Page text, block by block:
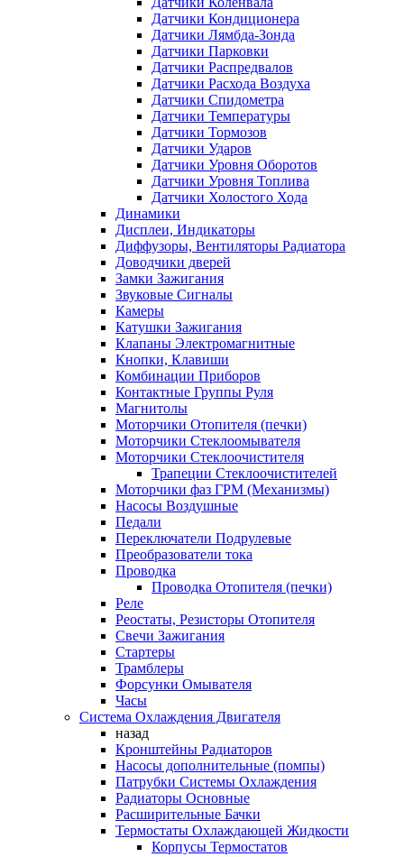
Датчики Кондиционера
Датчики Лямбда-Зонда
Датчики Парковки
Датчики Распредвалов
Датчики Расхода Воздуха
Датчики Спидометра
Датчики Температуры
Датчики Тормозов
Датчики Ударов
Датчики Уровня Оборотов
Датчики Уровня Топлива
Датчики Холостого Хода
Динамики
Дисплеи, Индикаторы
Диффузоры, Вентиляторы Радиатора
Доводчики дверей
Замки Зажигания
Звуковые Сигналы
Камеры
Катушки Зажигания
Клапаны Электромагнитные
Кнопки, Клавиши
Комбинации Приборов
Контактные Группы Руля
Магнитолы
Моторчики Отопителя (печки)
Моторчики Стеклоомывателя
Моторчики Стеклоочистителя
Трапеции Стеклоочистителей
Моторчики фаз ГРМ (Механизмы)
Насосы Воздушные
Педали
Переключатели Подрулевые
Преобразователи тока
Проводка
Проводка Отопителя (печки)
Реле
Реостаты, Резисторы Отопителя
Свечи Зажигания
Стартеры
Трамблеры
Форсунки Омывателя
Часы
Система Охлаждения Двигателя
назад
Кронштейны Радиаторов
Насосы дополнительные (помпы)
Патрубки Системы Охлаждения
Радиаторы Основные
Расширительные Бачки
Термостаты Охлаждающей Жидкости
Корпусы Термостатов